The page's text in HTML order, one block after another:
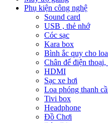
Phụ kiện công nghệ
Sound card
USB , thẻ nhớ
Cóc sạc
Kara box
Bình ắc quy cho
Chân để điện thoại,
HDMI
Sạc xe hơi
Loa phóng thanh
Tivi box
Headphone
Đồ Chơi